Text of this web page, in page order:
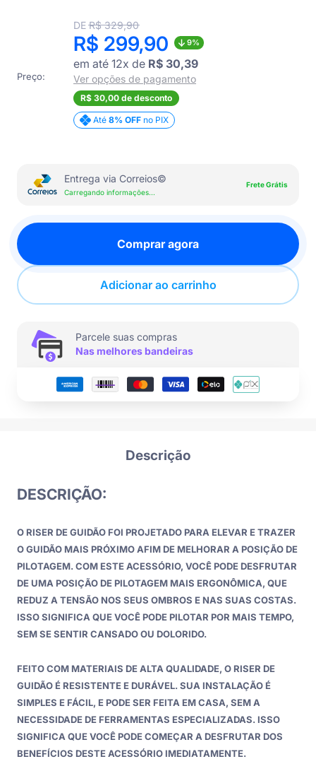
Preço:
DETranslation
missing:
pt-
BR.product.general.regular_price
R$ 329,90
Translation
missing:
pt-
R$ 299,90 9%
em até 12x de R$ 30,39
Ver opções de pagamento
R$ 30,00 de desconto
Até 8% OFF no PIX
Entrega via Correios©
Carregando informações...
Frete Grátis
Comprar agora
Adicionar ao carrinho
Parcele suas compras
Nas melhores bandeiras
Descrição
DESCRIÇÃO:
O RISER DE GUIDÃO FOI PROJETADO PARA ELEVAR E TRAZER
O GUIDÃO MAIS PRÓXIMO AFIM DE MELHORAR A POSIÇÃO DE
PILOTAGEM. COM ESTE ACESSÓRIO, VOCÊ PODE DESFRUTAR
DE UMA POSIÇÃO DE PILOTAGEM MAIS ERGONÔMICA, QUE
REDUZ A TENSÃO NOS SEUS OMBROS E NAS SUAS COSTAS.
ISSO SIGNIFICA QUE VOCÊ PODE PILOTAR POR MAIS TEMPO,
SEM SE SENTIR CANSADO OU DOLORIDO.
FEITO COM MATERIAIS DE ALTA QUALIDADE, O RISER DE
GUIDÃO É RESISTENTE E DURÁVEL. SUA INSTALAÇÃO É
SIMPLES E FÁCIL, E PODE SER FEITA EM CASA, SEM A
NECESSIDADE DE FERRAMENTAS ESPECIALIZADAS. ISSO
SIGNIFICA QUE VOCÊ PODE COMEÇAR A DESFRUTAR DOS
BENEFÍCIOS DESTE ACESSÓRIO IMEDIATAMENTE.